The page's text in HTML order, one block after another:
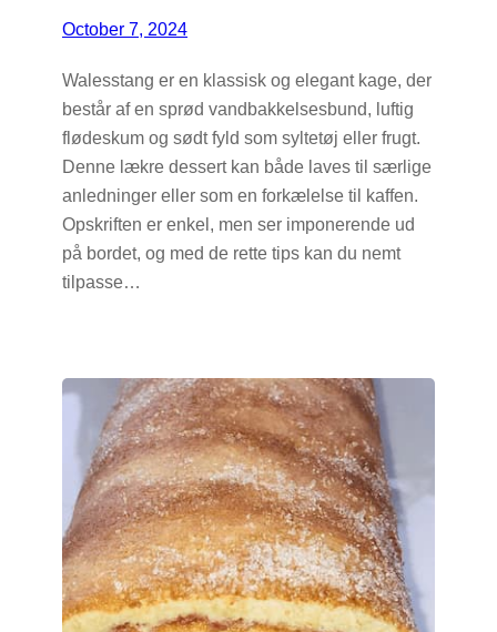
October 7, 2024
Walesstang er en klassisk og elegant kage, der
består af en sprød vandbakkelsesbund, luftig
flødeskum og sødt fyld som syltetøj eller frugt.
Denne lækre dessert kan både laves til særlige
anledninger eller som en forkælelse til kaffen.
Opskriften er enkel, men ser imponerende ud
på bordet, og med de rette tips kan du nemt
tilpasse…